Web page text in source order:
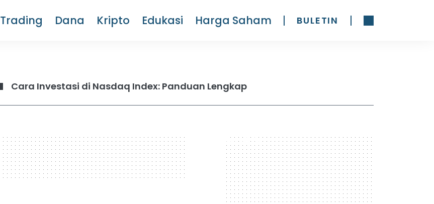
Trading Dana Kripto Edukasi Harga Saham BULETIN
Cara Investasi di Nasdaq Index: Panduan Lengkap
300 x 600